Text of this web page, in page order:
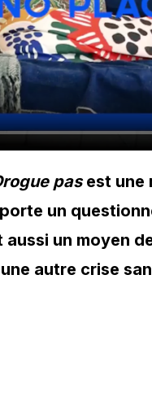
pasest une
un
un moyen
autre crise